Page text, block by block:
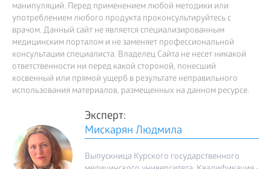
манипуляций. Перед применением любой методики или
употреблением любого продукта проконсультируйтесь с
врачом. Данный сайт не является специализированным
медицинским порталом и не заменяет профессиональной
консультации специалиста. Владелец Сайта не несет никакой
ответственности ни перед какой стороной, понесший
косвенный или прямой ущерб в результате неправильного
использования материалов, размещенных на данном ресурсе.
Эксперт:
Мискарян Людмила
Выпускница Курского государственного